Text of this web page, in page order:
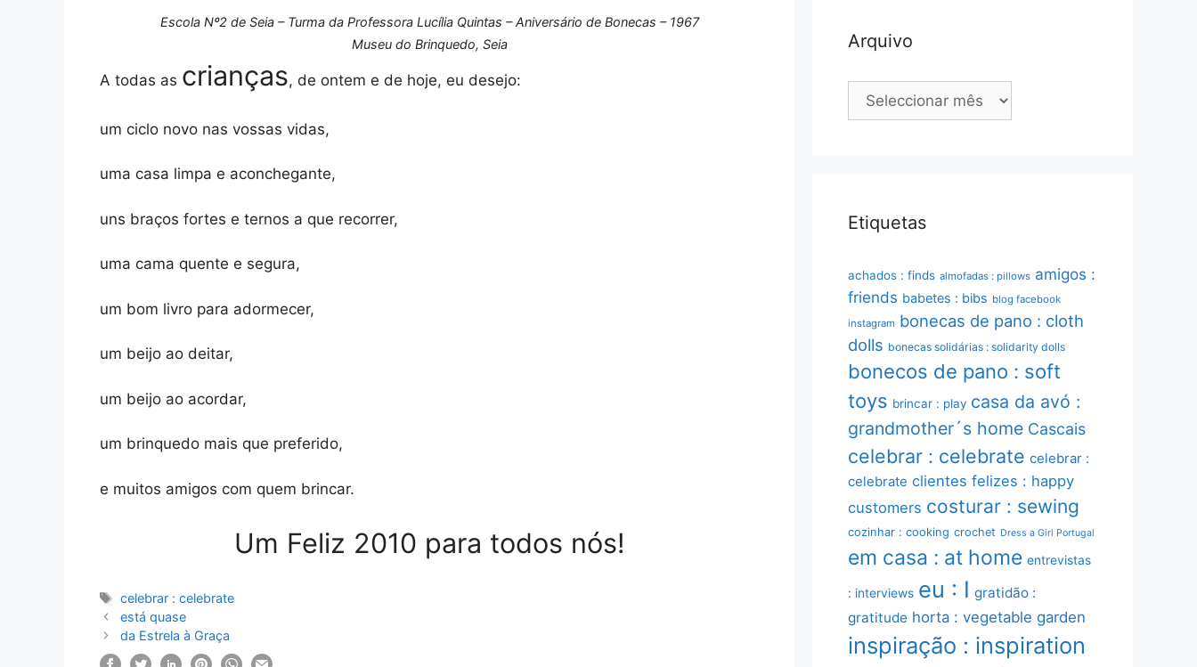
Escola Nº2 de Seia – Turma da Professora Lucília Quintas – Aniversário de Bonecas – 1967
Museu do Brinquedo, Seia
A todas as crianças, de ontem e de hoje, eu desejo:
um ciclo novo nas vossas vidas,
uma casa limpa e aconchegante,
uns braços fortes e ternos a que recorrer,
uma cama quente e segura,
um bom livro para adormecer,
um beijo ao deitar,
um beijo ao acordar,
um brinquedo mais que preferido,
e muitos amigos com quem brincar.
Um Feliz 2010 para todos nós!
Etiquetas
celebrar : celebrate
está quase
da Estrela à Graça
Arquivo
Arquivo
Etiquetas
achados : finds almofadas : pillows amigos :
friends babetes : bibs blog facebook
instagram bonecas de pano : cloth
dolls bonecas solidárias : solidarity dolls
bonecos de pano : soft
toys brincar : play casa da avó :
grandmother´s home Cascais
celebrar : celebrate celebrar :
celebrate clientes felizes : happy
customers costurar : sewing
cozinhar : cooking crochet Dress a Girl Portugal
em casa : at home entrevistas
: interviews eu : I gratidão :
gratitude horta : vegetable garden
inspiração : inspiration